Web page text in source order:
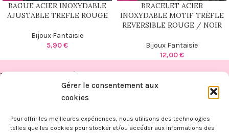
Gérer le consentement aux
cookies
Pour offrir les meilleures expériences, nous utilisons des technologies
telles que les cookies pour stocker et/ou accéder aux informations des
BAGUE ACIER INOXYDABLE
AJUSTABLE TREFLE ROUGE
Bijoux Fantaisie
5,90€
BRACELET ACIER
INOXYDABLE MOTIF TRÈFLE
REVERSIBLE ROUGE / NOIR
Bijoux Fantaisie
12,00€
PUBLICATIONS RÉCENTES
BOUTIQUE